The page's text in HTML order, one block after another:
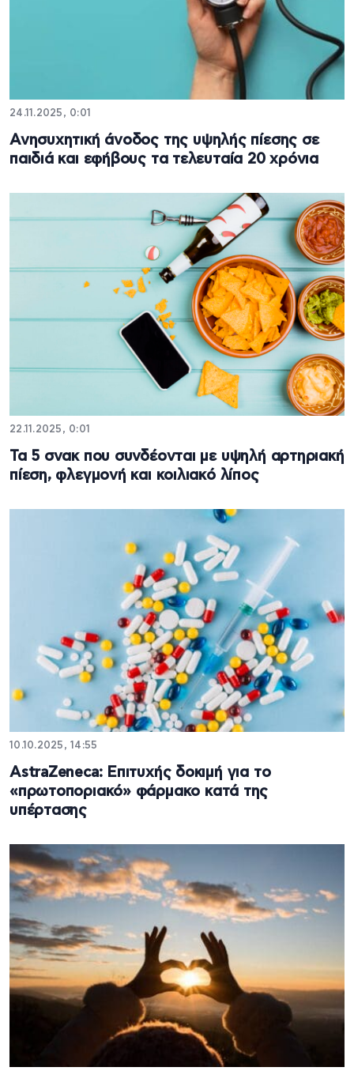
24.11.2025, 0:01
Ανησυχητική άνοδος της υψηλής πίεσης σε
παιδιά και εφήβους τα τελευταία 20 χρόνια
22.11.2025, 0:01
Τα 5 σνακ που συνδέονται με υψηλή αρτηριακή
πίεση, φλεγμονή και κοιλιακό λίπος
10.10.2025, 14:55
AstraZeneca: Επιτυχής δοκιμή για το
«πρωτοποριακό» φάρμακο κατά της
υπέρτασης